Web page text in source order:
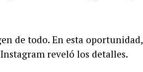
de todo. En esta oportunidad,
reveló los detalles.